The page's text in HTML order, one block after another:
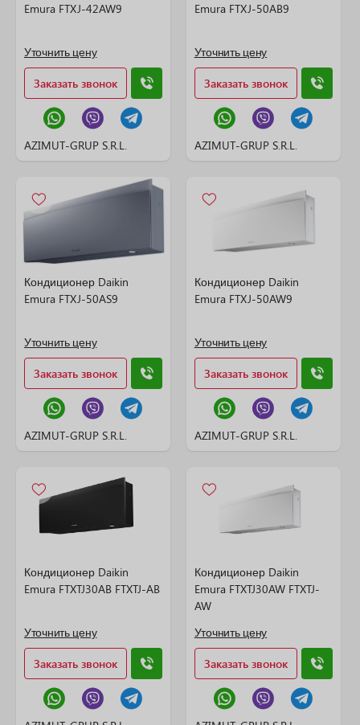
Emura FTXJ-42AW9
Уточнить цену
Заказать звонок
AZIMUT-GRUP S.R.L.
Emura FTXJ-50AB9
Уточнить цену
Заказать звонок
AZIMUT-GRUP S.R.L.
Кондиционер Daikin
Emura FTXJ-50AS9
Уточнить цену
Заказать звонок
AZIMUT-GRUP S.R.L.
Кондиционер Daikin
Emura FTXJ-50AW9
Уточнить цену
Заказать звонок
AZIMUT-GRUP S.R.L.
Кондиционер Daikin
Emura FTXTJ30AB FTXTJ-AB
Уточнить цену
Заказать звонок
Кондиционер Daikin
Emura FTXTJ30AW FTXTJ-
AW
Уточнить цену
Заказать звонок